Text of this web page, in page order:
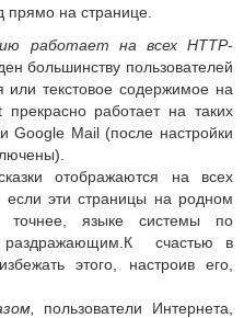
прямо на странице.
работает на всех HTTP-
большинству пользователей
или текстовое содержимое на
работает на таких
Google Mail (после настройки
отображаются на всех
эти страницы на родном
языке системы по
раздражающим.К счастью в
этого, настроив его,
пользователи Интернета,